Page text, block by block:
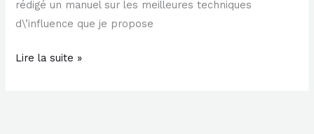
rédigé un manuel sur les meilleures techniques
d\’influence que je propose
Lire la suite »